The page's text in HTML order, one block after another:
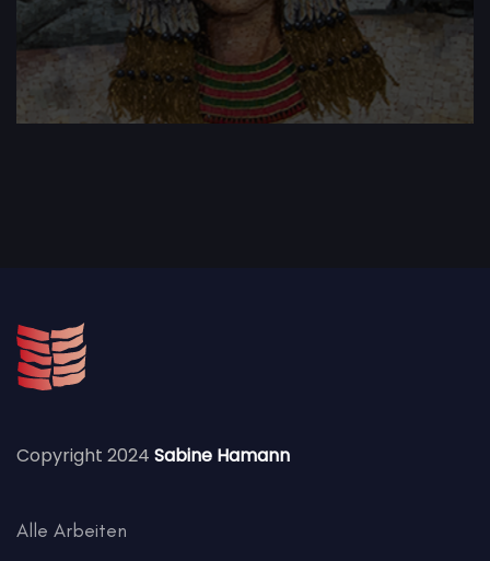
Copyright 2024 Sabine Hamann
Alle Arbeiten